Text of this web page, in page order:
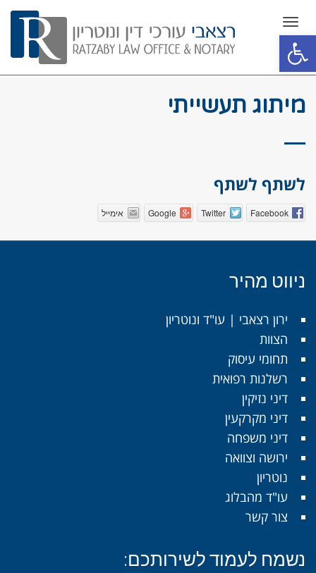
פתח סרגל נגישות
תפריט
מיתוג תעשייתי
לשתף לשתף
Facebook
Twitter
Google אימייל
ניווט מהיר
ירון רצאבי | עו"ד ונוטריון
הצוות
תחומי עיסוק
רשלנות רפואית
דיני נזיקין
דיני מקרקעין
דיני משפחה
ירושה וצוואה
נוטריון
עו"ד מהבלוג
צור קשר
נשמח לעמוד לשירותכם: